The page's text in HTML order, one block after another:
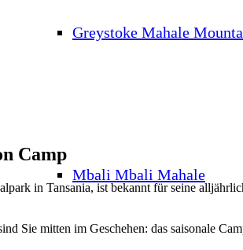
Greystoke Mahale
Mbali Mbali Mahale
Camp
in Tansania, ist bekannt für seine
Sie mitten im Geschehen: das saisonale